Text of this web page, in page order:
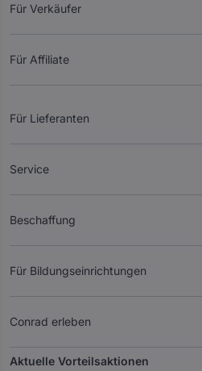
Für Verkäufer
Für Affiliate
Für Lieferanten
Service
Beschaffung
Für Bildungseinrichtungen
Conrad erleben
Aktuelle Vorteilsaktionen